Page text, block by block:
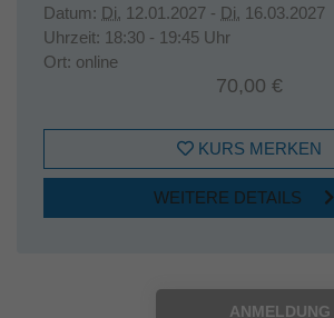
Datum: Di. 12.01.2027 - Di. 16.03.2027
Uhrzeit: 18:30 - 19:45 Uhr
Ort: online
70,00 €
KURS MERKEN
WEITERE DETAILS